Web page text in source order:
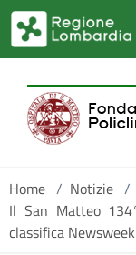
Salta al contenuto
Home / Notizie /
Il San Matteo
classifica